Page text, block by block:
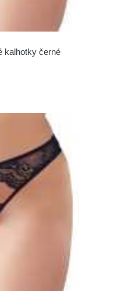
kalhotky černé